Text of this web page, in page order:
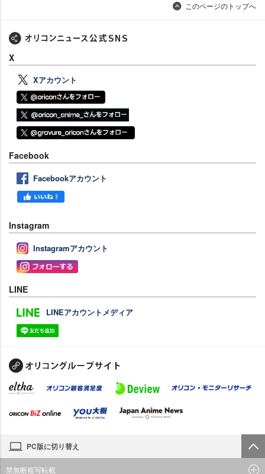
このページのトップへ
X
Xアカウント
Facebook
Facebookアカウント
Instagram
Instagramアカウント
LINE
LINEアカウントメディア
PC版に切り替え
禁無断複写転載